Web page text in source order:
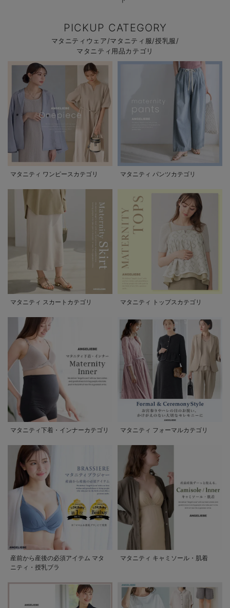
PICKUP CATEGORY
マタニティウェア/マタニティ服/授乳服/
マタニティ用品カテゴリ
マタニティ ワンピースカテゴリ マタニティ パンツカテゴリ
マタニティ スカートカテゴリ マタニティ トップスカテゴリ
マタニティ下着・インナーカテゴリ マタニティ フォーマルカテゴリ
産前から産後の必須アイテム マタ
ニティ・授乳ブラ
マタニティ キャミソール・肌着